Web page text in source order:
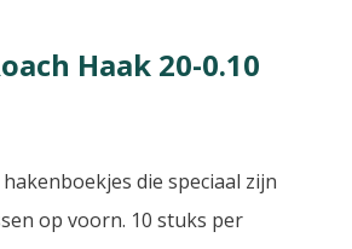
Haak 20-0.10
die speciaal zijn
op voorn. 10 stuks per